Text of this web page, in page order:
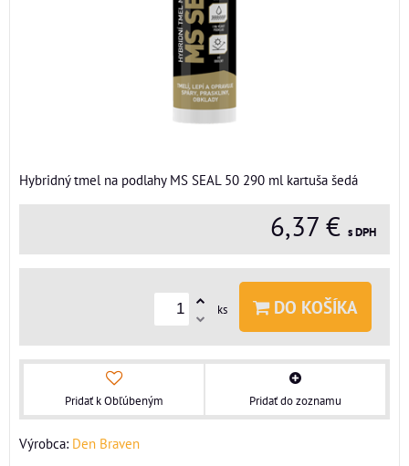
Hybridný tmel na podlahy MS SEAL 50 290 ml kartuša šedá
6,37 € s DPH
ks DO KOŠÍKA
Pridať k Obľúbeným Pridať do zoznamu
Výrobca: Den Braven